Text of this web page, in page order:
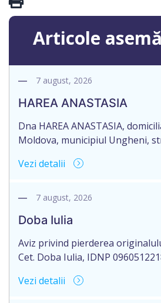
Articole
7 august, 2026
HAREA ANASTASIA
Dna HAREA ANASTASIA,
Moldova, municipiul Ungheni,
domiciliat în Republica Moldova,
originalului: Certificatului de
Tatiana, cu sediul biroului în
Vezi detalii
7 august, 2026
Doba Iulia
Aviz privind pierderea
Cet. Doba Iulia, IDNP
aduce la cunoștință pierderea
Vezi detalii